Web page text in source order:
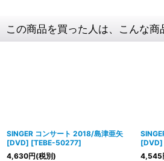
この商品を買った人は、こんな商
SINGER コンサート 2018/島津亜矢
[DVD] [TEBE-50277]
4,630円(税別)
[DVD]
4,545